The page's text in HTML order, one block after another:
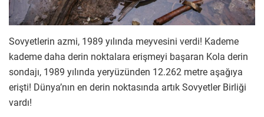
Sovyetlerin azmi, 1989 yılında meyvesini verdi! Kademe
kademe daha derin noktalara erişmeyi başaran Kola derin
sondajı, 1989 yılında yeryüzünden 12.262 metre aşağıya
erişti! Dünya’nın en derin noktasında artık Sovyetler Birliği
vardı!